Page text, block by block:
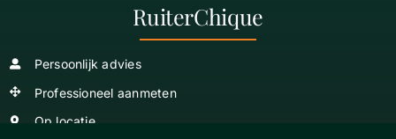
RuiterChique
Persoonlijk advies
Professioneel aanmeten
Op locatie